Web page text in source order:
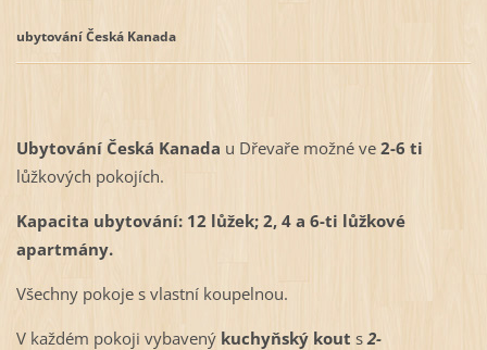
ubytováníČeská Kanada
Ubytování Česká Kanada u Dřevaře možné ve 2-6 ti
lůžkových pokojích.
Kapacita ubytování: 12 lůžek; 2, 4 a 6-ti lůžkové
apartmány.
Všechny pokoje s vlastní koupelnou.
V každém pokoji vybavený kuchyňský kout s2-